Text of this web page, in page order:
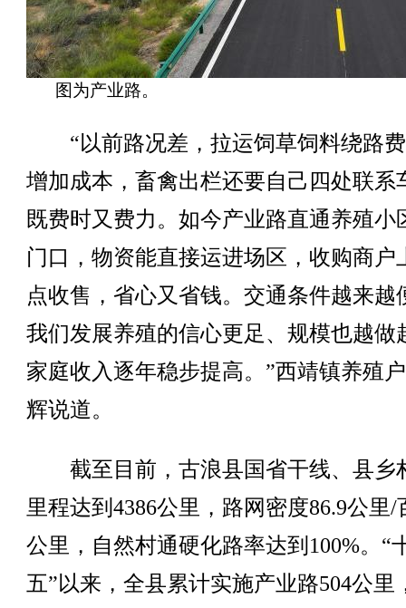
图为产业路。
“以前路况差，拉运饲草饲料绕路
增加成本，畜禽出栏还要自己四处联系
既费时又费力。如今产业路直通养殖小
门口，物资能直接运进场区，收购商户
点收售，省心又省钱。交通条件越来越
我们发展养殖的信心更足、规模也越做
家庭收入逐年稳步提高。”西靖镇养殖
辉说道。
截至目前，古浪县国省干线、县乡
里程达到4386公里，路网密度86.9公里/
公里，自然村通硬化路率达到100%。“
五”以来，全县累计实施产业路504公里